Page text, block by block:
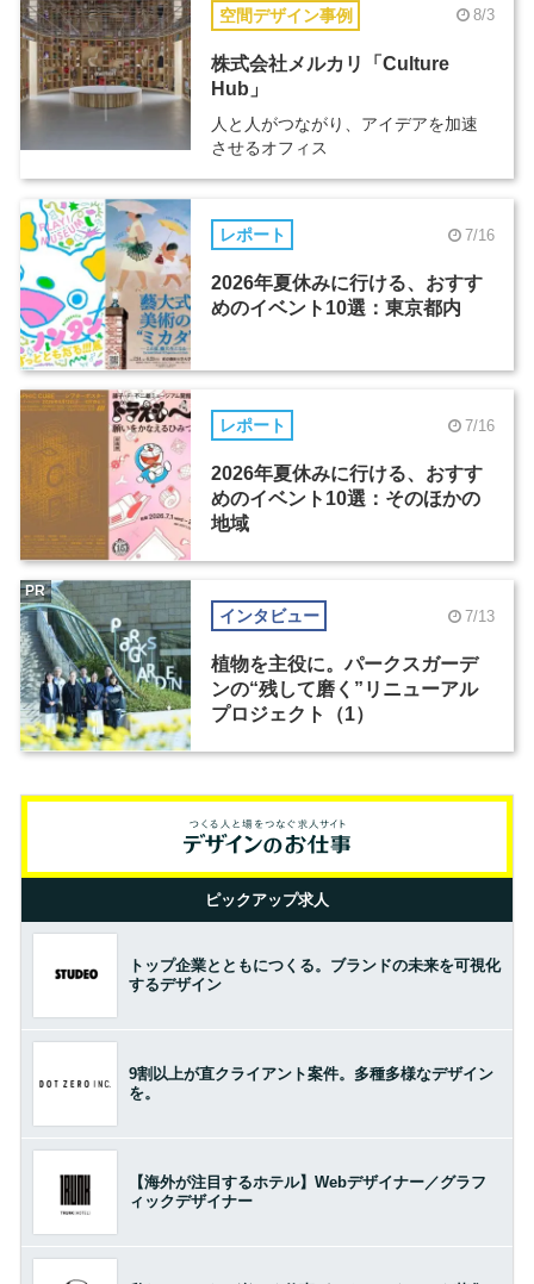
空間デザイン事例 8/3
株式会社メルカリ「Culture
Hub」
人と人がつながり、アイデアを加速
させるオフィス
レポート 7/16
2026年夏休みに行ける、おすす
めのイベント10選：東京都内
レポート 7/16
2026年夏休みに行ける、おすす
めのイベント10選：そのほかの
地域
インタビュー 7/13
植物を主役に。パークスガーデ
ンの“残して磨く”リニューアル
プロジェクト（1）
PR
ピックアップ求人
トップ企業とともにつくる。ブランドの未来を可視化
するデザイン
9割以上が直クライアント案件。多種多様なデザイン
を。
【海外が注目するホテル】Webデザイナー／グラフ
ィックデザイナー